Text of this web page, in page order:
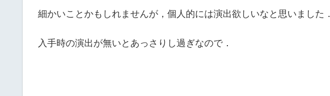
細かいことかもしれませんが，個人的には演出欲しいなと思いました．
入手時の演出が無いとあっさりし過ぎなので．